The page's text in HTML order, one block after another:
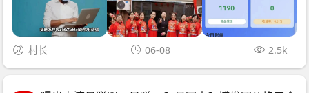
村长 06-08 2.5k